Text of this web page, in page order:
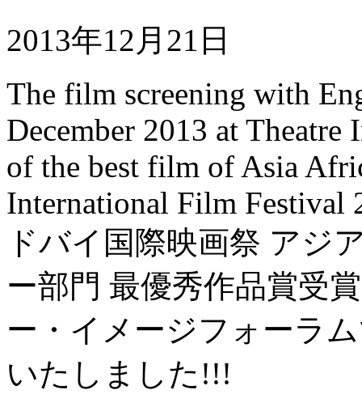
2013年12月21日
The film screening with
December 2013 at
of the best film of Asia
International Film Festival
ドバイ国際映画祭 アジ
ー部門 最優秀作品賞受
ー・イメージフォーラ
いたしました!!!